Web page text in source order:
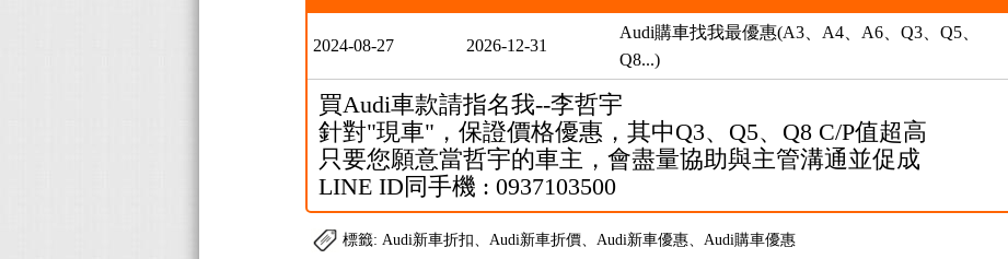
2024-08-27 2026-12-31
Audi購車找我最優惠(A3、A4、A6、Q3、Q5、
Q8...)
買Audi車款請指名我--李哲宇
針對"現車"，保證價格優惠，其中Q3、Q5、Q8 C/P值超高
只要您願意當哲宇的車主，會盡量協助與主管溝通並促成
LINE ID同手機 : 0937103500
標籤: Audi新車折扣、Audi新車折價、Audi新車優惠、Audi購車優惠